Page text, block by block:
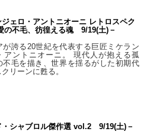
ジェロ・アントニオーニ レトロスペク
の不毛、彷徨える魂 9/19(土)－
が誇る20世紀を代表する巨匠ミケラン
アントニオーニ。 現代人が抱える孤
不毛を描き、世界を揺るがした初期代
リーンに甦る。
・シャブロル傑作選 vol.2 9/19(土)－